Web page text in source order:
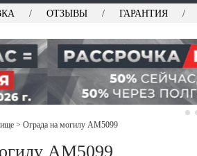
ОТЗЫВЫ ГАРАНТИЯ
> Ограда на могилу AM5099
AM5099